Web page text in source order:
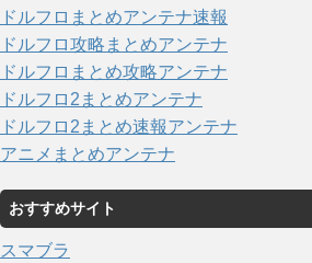
ドルフロまとめアンテナ速報
ドルフロ攻略まとめアンテナ
ドルフロまとめ攻略アンテナ
ドルフロ2まとめアンテナ
ドルフロ2まとめ速報アンテナ
アニメまとめアンテナ
おすすめサイト
スマブラ